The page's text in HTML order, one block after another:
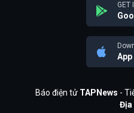
GET
Báo điện tử TAPNews -
Địa